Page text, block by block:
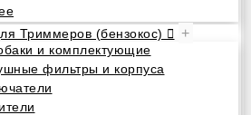
Триммеров (бензокос)
+
и комплектующие
фильтры и корпуса